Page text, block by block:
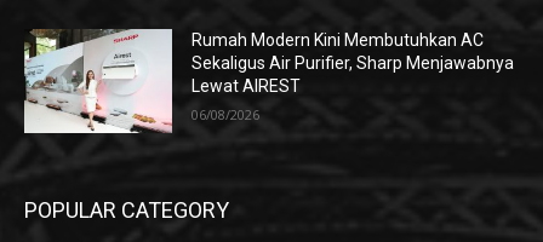
Rumah Modern Kini Membutuhkan AC
Sekaligus Air Purifier, Sharp Menjawabnya
Lewat AIREST
06/08/2026
POPULAR CATEGORY